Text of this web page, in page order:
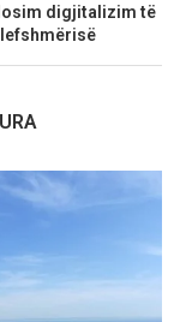
digjitalizim të